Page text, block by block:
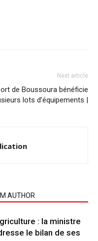
Next article
de Boussoura bénéficie
lots d’équipements |
AUTHOR
: la ministre
le bilan de ses